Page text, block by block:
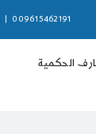
009615462191
الحكمية